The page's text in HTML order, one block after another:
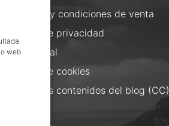
web
Términos y condiciones de venta
Política de privacidad
Aviso Legal
Política de cookies
Uso de los contenidos del blog (CC)